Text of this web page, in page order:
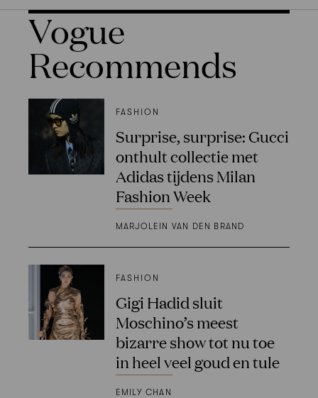
Vogue
Recommends
FASHION
Surprise, surprise: Gucci
onthult collectie met
Adidas tijdens Milan
Fashion Week
MARJOLEIN VAN DEN BRAND
FASHION
Gigi Hadid sluit
Moschino’s meest
bizarre show tot nu toe
in heel veel goud en tule
EMILY CHAN